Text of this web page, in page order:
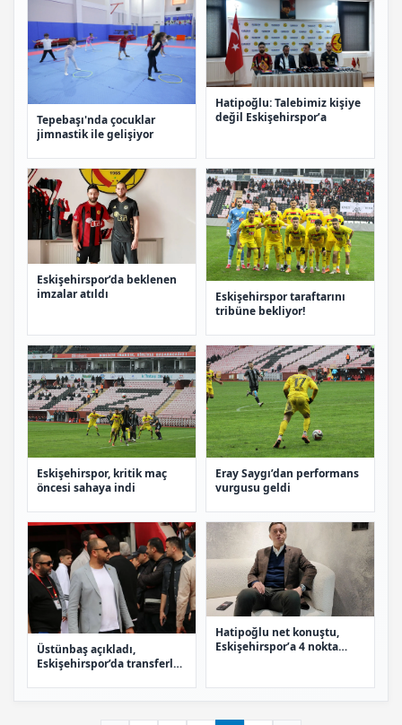
Tepebaşı'nda çocuklar
jimnastik ile gelişiyor
Hatipoğlu: Talebimiz kişiye
değil Eskişehirspor’a
Eskişehirspor’da beklenen
imzalar atıldı
Eskişehirspor taraftarını
tribüne bekliyor!
Eskişehirspor, kritik maç
öncesi sahaya indi
Eray Saygı’dan performans
vurgusu geldi
Üstünbaş açıkladı,
Eskişehirspor’da transferler
Hatipoğlu net konuştu,
Eskişehirspor’a 4 nokta